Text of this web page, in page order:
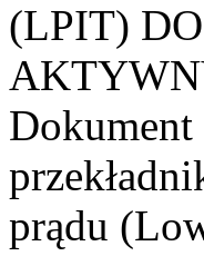
(LPIT)
Dokument
prądu